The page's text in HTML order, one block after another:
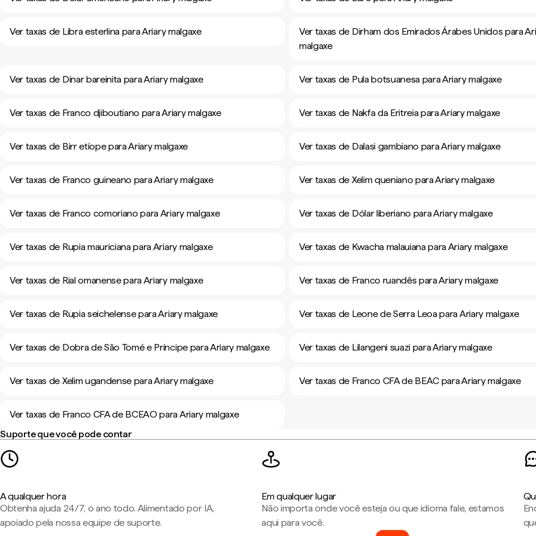
Ver taxas de Libra esterlina para Ariary malgaxe
Ver taxas de Dirham dos Emirados Árabes Unidos para
malgaxe
Ver taxas de Dinar bareinita para Ariary malgaxe Ver taxas de Pula botsuanesa para Ariary malgaxe
Ver taxas de Franco djiboutiano para Ariary malgaxe Ver taxas de Nakfa da Eritreia para Ariary malgaxe
Ver taxas de Birr etíope para Ariary malgaxe Ver taxas de Dalasi gambiano para Ariary malgaxe
Ver taxas de Franco guineano para Ariary malgaxe Ver taxas de Xelim queniano para Ariary malgaxe
Ver taxas de Franco comoriano para Ariary malgaxe Ver taxas de Dólar liberiano para Ariary malgaxe
Ver taxas de Rupia mauriciana para Ariary malgaxe Ver taxas de Kwacha malauiana para Ariary malgaxe
Ver taxas de Rial omanense para Ariary malgaxe Ver taxas de Franco ruandês para Ariary malgaxe
Ver taxas de Rupia seichelense para Ariary malgaxe Ver taxas de Leone de Serra Leoa para Ariary malgaxe
Ver taxas de Dobra de São Tomé e Príncipe para Ariary malgaxe Ver taxas de Lilangeni suazi para Ariary malgaxe
Ver taxas de Xelim ugandense para Ariary malgaxe Ver taxas de Franco CFA de BEAC para Ariary malgaxe
Ver taxas de Franco CFA de BCEAO para Ariary malgaxe
Suporte que você pode contar
A qualquer hora
Obtenha ajuda 24/7, o ano todo. Alimentado por IA,
apoiado pela nossa equipe de suporte.
Em qualquer lugar
Não importa onde você esteja ou que idioma fale, estamos
aqui para você.